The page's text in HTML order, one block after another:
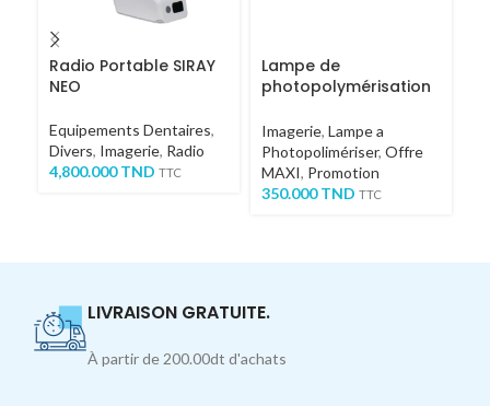
Radio Portable SIRAY
NEO
Equipements Dentaires,
Divers, Imagerie, Radio
4,800.000TND TTC
Lampe de
photopolymérisation
Imagerie, Lampe a
Photopolimériser, Offre
MAXI, Promotion
350.000TND TTC
LIVRAISON GRATUITE.
À partir de 200.00dt d'achats